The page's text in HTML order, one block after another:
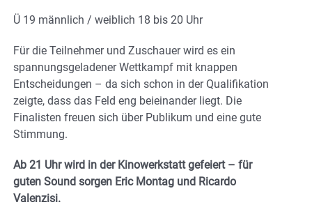
Ü 19 männlich / weiblich 18 bis 20 Uhr
Für die Teilnehmer und Zuschauer wird es ein
spannungsgeladener Wettkampf mit knappen
Entscheidungen – da sich schon in der Qualifikation
zeigte, dass das Feld eng beieinander liegt. Die
Finalisten freuen sich über Publikum und eine gute
Stimmung.
Ab 21 Uhr wird in der Kinowerkstatt gefeiert – für
guten Sound sorgen Eric Montag und Ricardo
Valenzisi.